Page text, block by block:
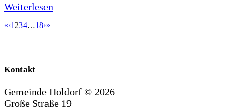
Weiterlesen
«‹1 234…18›»
Kontakt
Gemeinde Holdorf © 2026
Große Straße 19